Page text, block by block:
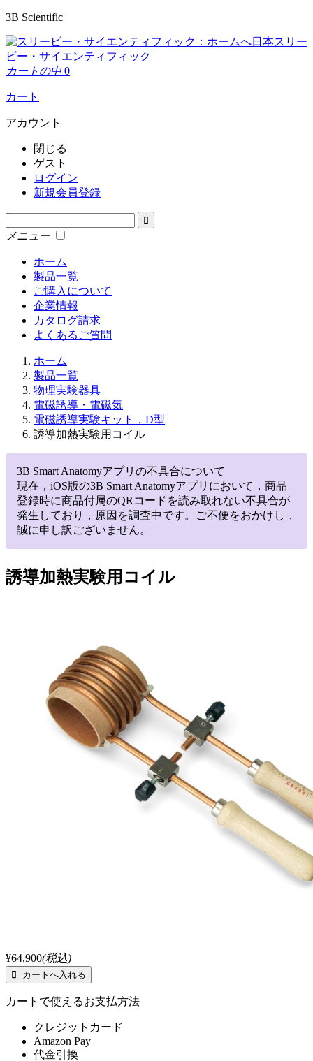
3B Scientific
日本スリー
ビー・サイエンティフィック
カートの中 0
カート
アカウント
閉じる
ゲスト
ログイン
新規会員登録
メニュー
ホーム
製品一覧
ご購入について
企業情報
カタログ請求
よくあるご質問
ホーム
製品一覧
物理実験器具
電磁誘導・電磁気
電磁誘導実験キット，D型
誘導加熱実験用コイル
3B Smart Anatomyアプリの不具合について
現在，iOS版の3B Smart Anatomyアプリにおいて，商品
登録時に商品付属のQRコードを読み取れない不具合が
発生しており，原因を調査中です。ご不便をおかけし，
誠に申し訳ございません。
誘導加熱実験用コイル
¥64,900(税込)
カートで使えるお支払方法
クレジットカード
Amazon Pay
代金引換